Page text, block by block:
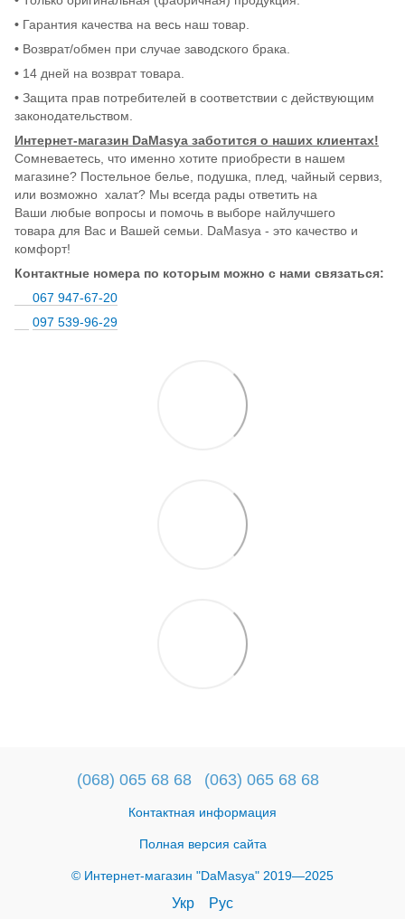
• Гарантия качества на весь наш товар.
• Возврат/обмен при случае заводского брака.
• 14 дней на возврат товара.
• Защита прав потребителей в соответствии с действующим
законодательством.
Интернет-магазин DaMasya заботится о наших клиентах!
Сомневаетесь, что именно хотите приобрести в нашем
магазине? Постельное белье, подушка, плед, чайный сервиз,
или возможно халат? Мы всегда рады ответить на
Ваши любые вопросы и помочь в выборе найлучшего
товара для Вас и Вашей семьи. DaMasya - это качество и
комфорт!
Контактные номера по которым можно с нами связаться:
067 947-67-20
097 539-96-29
(068) 065 68 68 (063) 065 68 68
Контактная информация
Полная версия сайта
© Интернет-магазин "DaMasya" 2019—2025
Укр Рус